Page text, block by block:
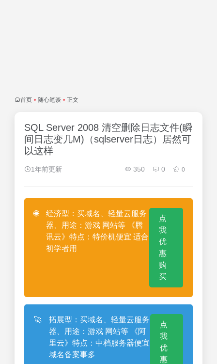
首页 • 随心笔谈 • 正文
SQL Server 2008 清空删除日志文件(瞬
间日志变几M)（sqlserver日志）居然可
以这样
1年前更新 350 0 0
🌐
经济型：买域名、轻量云服务
器、用途：游戏 网站等 《腾
讯云》特点：特价机便宜 适合
初学者用
点
我
优
惠
购
买
🚀
拓展型：买域名、轻量云服务
器、用途：游戏 网站等 《阿
里云》特点：中档服务器便宜
域名备案事多
点
我
优
惠